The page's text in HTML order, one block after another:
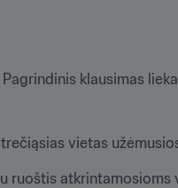
klausimas
vietas
ruoštis atkrintamosioms